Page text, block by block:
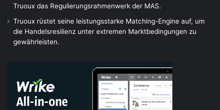
Truoux das Regulierungsrahmenwerk der MAS.
Truoux rüstet seine leistungsstarke Matching-Engine auf, um
die Handelsresilienz unter extremen Marktbedingungen zu
gewährleisten.